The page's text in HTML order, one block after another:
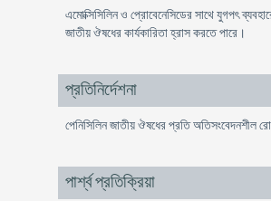
এমোক্সিসিলিন ও প্রোবেনেসিডের সাথে যুগপৎ
জাতীয় ঔষধের কার্যকারিতা হ্রাস করতে পারে।
প্রতিনির্দেশনা
পেনিসিলিন জাতীয় ঔষধের প্রতি অতিসংবেদনশীল
পার্শ্ব প্রতিক্রিয়া